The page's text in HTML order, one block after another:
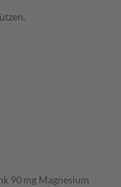
90 mg Magnesium